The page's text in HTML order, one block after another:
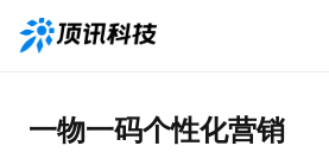
一物一码个性化营销